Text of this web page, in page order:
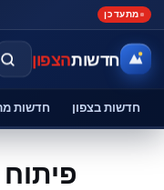
מתעדכן
חדשותהצפון
חדשות בצפון חדשות